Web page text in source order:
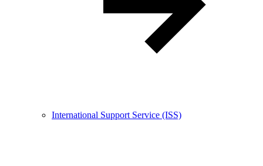
International Support Service (ISS)